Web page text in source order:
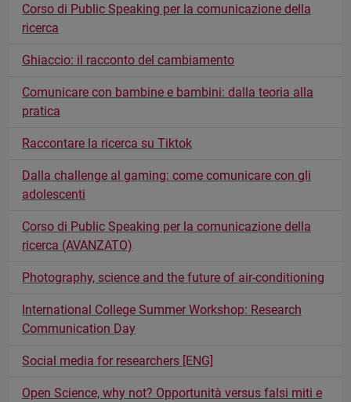
Corso di Public Speaking per la comunicazione della
ricerca
Ghiaccio: il racconto del cambiamento
Comunicare con bambine e bambini: dalla teoria alla
pratica
Raccontare la ricerca su Tiktok
Dalla challenge al gaming: come comunicare con gli
adolescenti
Corso di Public Speaking per la comunicazione della
ricerca (AVANZATO)
Photography, science and the future of air-conditioning
International College Summer Workshop: Research
Communication Day
Social media for researchers [ENG]
Open Science, why not? Opportunità versus falsi miti e